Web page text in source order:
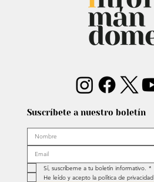
Suscríbete a nuestro boletín
Sí, suscríbeme a tu boletín informativo. *
He leído y acepto la política de privacidad